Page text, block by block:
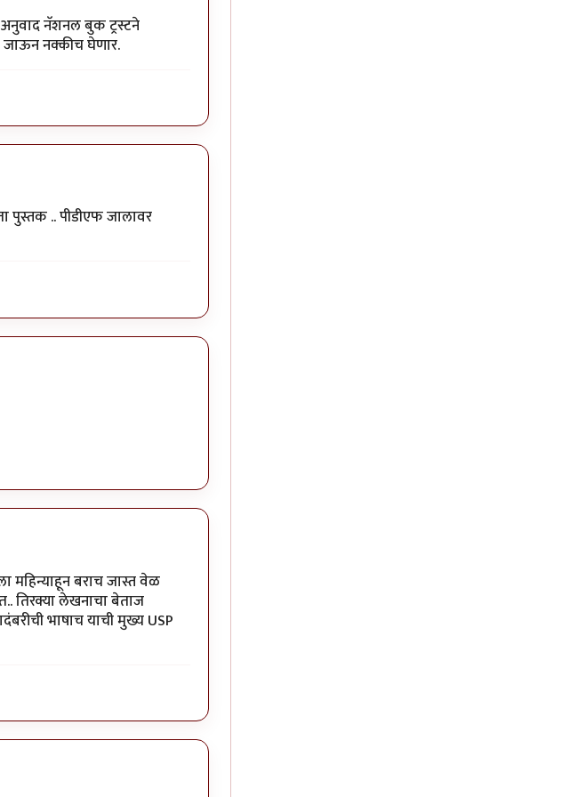
अनुवाद नॅशनल बुक ट्रस्टने
जाऊन नक्कीच घेणार.
पुस्तक .. पीडीएफ जालावर
महिन्याहून बराच जास्त वेळ
तिरक्या लेखनाचा बेताज
भाषाच याची मुख्य USP